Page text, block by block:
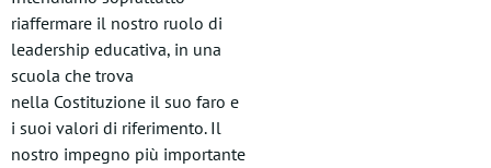
riaffermare il nostro ruolo di
leadership educativa, in una
scuola che trova
nella Costituzione il suo faro e
i suoi valori di riferimento. Il
nostro impegno più importante